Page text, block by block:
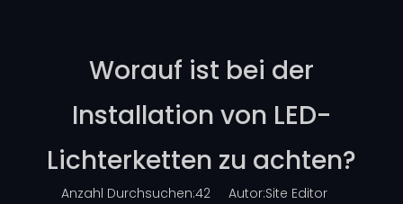
Worauf ist bei der
Installation von LED-
Lichterketten zu achten?
Anzahl Durchsuchen:42 Autor:Site Editor